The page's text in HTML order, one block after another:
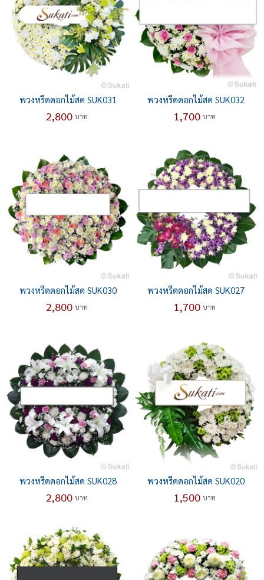
พวงหรีดดอกไม้สด SUK031
2,800 บาท
พวงหรีดดอกไม้สด SUK032
1,700 บาท
พวงหรีดดอกไม้สด SUK030
2,800 บาท
พวงหรีดดอกไม้สด SUK027
1,700 บาท
พวงหรีดดอกไม้สด SUK028
2,800 บาท
พวงหรีดดอกไม้สด SUK020
1,500 บาท